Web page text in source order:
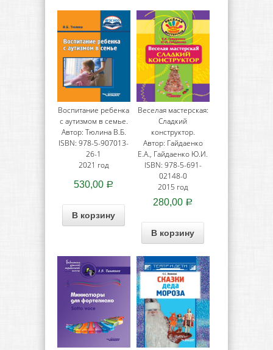
Воспитание ребенка
с аутизмом в семье.
Автор: Тюлина В.Б.
ISBN: 978-5-907013-
26-1
2021 год
530,00 Р
В корзину
Веселая мастерская:
Сладкий
конструктор.
Автор: Гайдаенко
Е.А., Гайдаенко Ю.И.
ISBN: 978-5-691-
02148-0
2015 год
280,00 Р
В корзину